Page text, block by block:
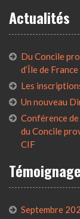
Actualités
Du Concile
d’Île de France
Les
Un nouveau
Conférence
du Concile
CIF
Septembre